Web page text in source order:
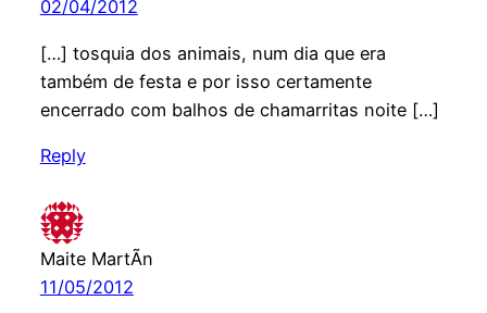
02/04/2012
[…] tosquia dos animais, num dia que era
também de festa e por isso certamente
encerrado com balhos de chamarritas noite […]
Reply
Maite MartÃ­n
11/05/2012